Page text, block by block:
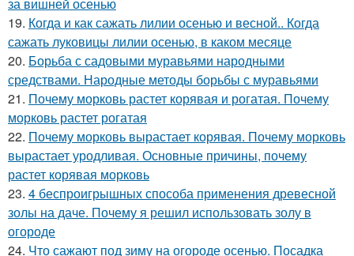
19. Когда и как сажать лилии осенью и весной.. Когда
сажать луковицы лилии осенью, в каком месяце
20. Борьба с садовыми муравьями народными
средствами. Народные методы борьбы с муравьями
21. Почему морковь растет корявая и рогатая. Почему
морковь растет рогатая
22. Почему морковь вырастает корявая. Почему морковь
вырастает уродливая. Основные причины, почему
растет корявая морковь
23. 4 беспроигрышных способа применения древесной
золы на даче. Почему я решил использовать золу в
огороде
24. Что сажают под зиму на огороде осенью. Посадка